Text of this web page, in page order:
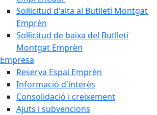
Sol·licitud d'alta al Butlletí Montgat
Emprèn
Sol·licitud de baixa del Butlletí
Montgat Emprèn
Empresa
Reserva Espai Emprèn
Informació d'interès
Consolidació i creixement
Ajuts i subvencions